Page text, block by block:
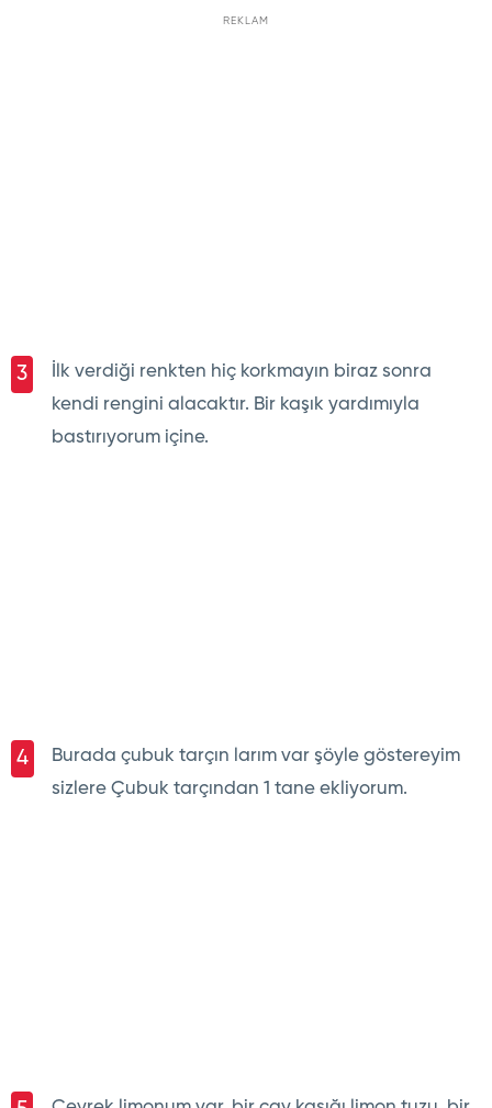
REKLAM
3
İlk verdiği renkten hiç korkmayın biraz sonra
kendi rengini alacaktır. Bir kaşık yardımıyla
bastırıyorum içine.
4
Burada çubuk tarçın larım var şöyle göstereyim
sizlere Çubuk tarçından 1 tane ekliyorum.